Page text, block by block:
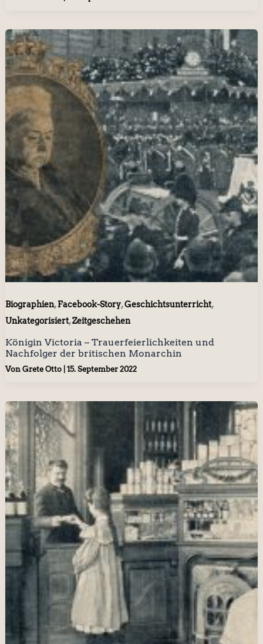
Biographien,Facebook-Story,Geschichtsunterricht,
Unkategorisiert,Zeitgeschehen
Königin Victoria – Trauerfeierlichkeiten und
Nachfolger der britischen Monarchin
Von Grete Otto 15. September 2022